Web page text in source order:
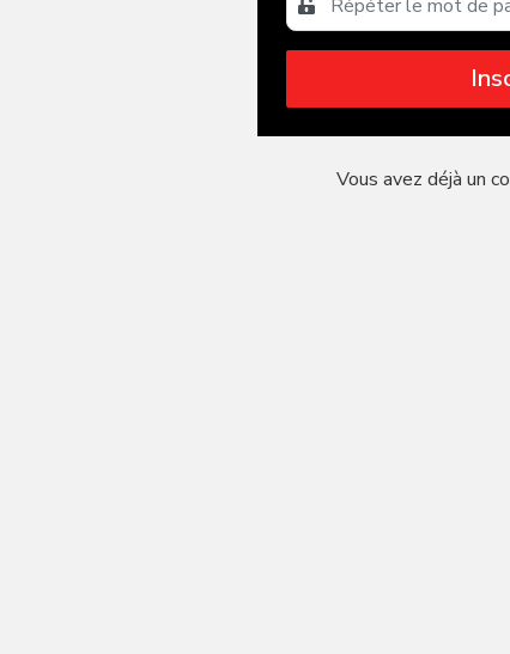
Vous avez déjà un